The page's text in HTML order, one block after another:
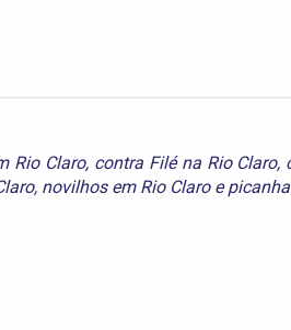
Rio Claro, contra Filé na Rio Claro,
, novilhos em Rio Claroe